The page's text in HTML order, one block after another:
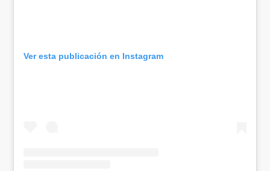
Ver esta publicación en Instagram